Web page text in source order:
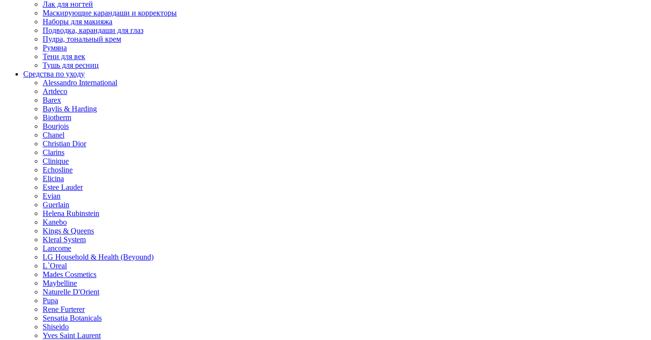
Лак для ногтей
Маскирующие карандаши и корректоры
Наборы для макияжа
Подводка, карандаши для глаз
Пудра, тональный крем
Румяна
Тени для век
Тушь для ресниц
Средства по уходу
Alessandro International
Artdeco
Barex
Baylis & Harding
Biotherm
Bourjois
Chanel
Christian Dior
Clarins
Clinique
Echosline
Elicina
Estee Lauder
Evian
Guerlain
Helena Rubinstein
Kanebo
Kings & Queens
Kleral System
Lancome
LG Household & Health (Beyound)
L`Oreal
Mades Cosmetics
Maybelline
Naturelle D'Orient
Pupa
Rene Furterer
Sensatia Botanicals
Shiseido
Yves Saint Laurent